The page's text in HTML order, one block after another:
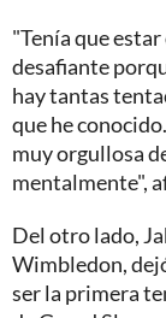
"Tenía que
desafiante
hay tantas
que he
muy orgullosa
mentalmente",
Del otro lado,
Wimbledon,
ser la primera